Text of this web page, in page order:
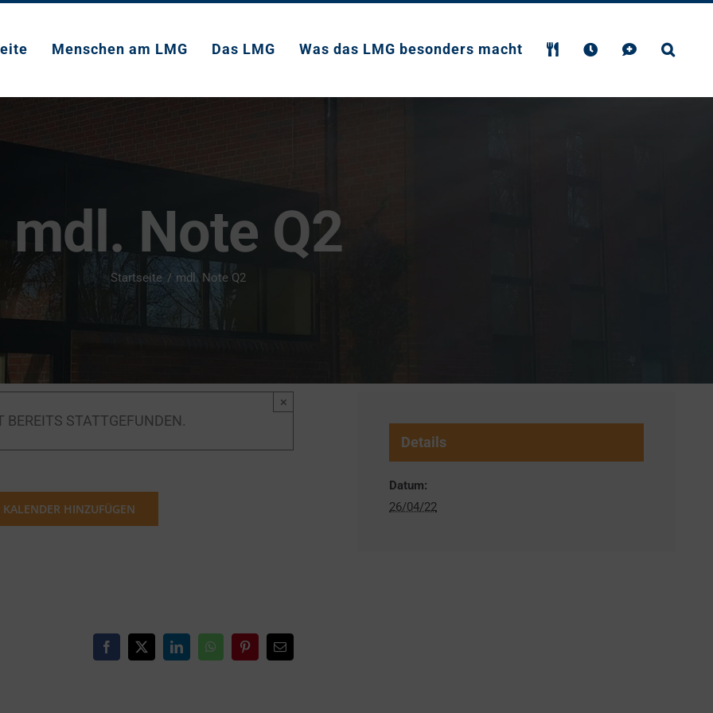
Menschen am LMG Das LMG Was das LMG besonders macht
mdl. Note Q2
Startseite mdl. Note Q2
BEREITS STATTGEFUNDEN.
×
HINZUFÜGEN
Facebook
X LinkedInWhatsAppPinterest
E-
Mail
Details
Datum:
26/04/22